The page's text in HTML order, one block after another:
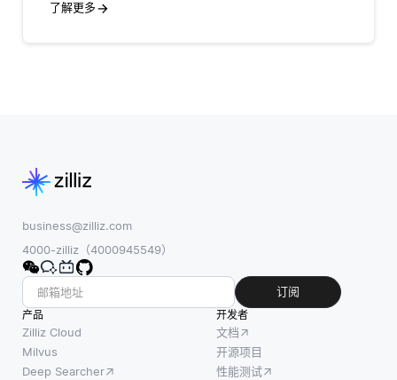
了解更多
business@zilliz.com
4000-zilliz（4000945549）
订阅
产品
Zilliz Cloud
Milvus
Deep Searcher
开发者
文档
开源项目
性能测试